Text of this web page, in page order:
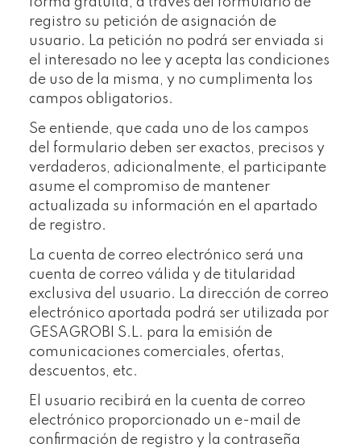
registro su petición de asignación de
usuario. La petición no podrá ser enviada si
el interesado no lee y acepta las condiciones
de uso de la misma, y no cumplimenta los
campos obligatorios.
Se entiende, que cada uno de los campos
del formulario deben ser exactos, precisos y
verdaderos, adicionalmente, el participante
asume el compromiso de mantener
actualizada su información en el apartado
de registro.
La cuenta de correo electrónico será una
cuenta de correo válida y de titularidad
exclusiva del usuario. La dirección de correo
electrónico aportada podrá ser utilizada por
GESAGROBI S.L. para la emisión de
comunicaciones comerciales, ofertas,
descuentos, etc.
El usuario recibirá en la cuenta de correo
electrónico proporcionado un e-mail de
confirmación de registro y la contraseña